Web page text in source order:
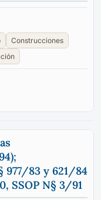
Construcciones
977/83 y 621/84
SSOP N§ 3/91